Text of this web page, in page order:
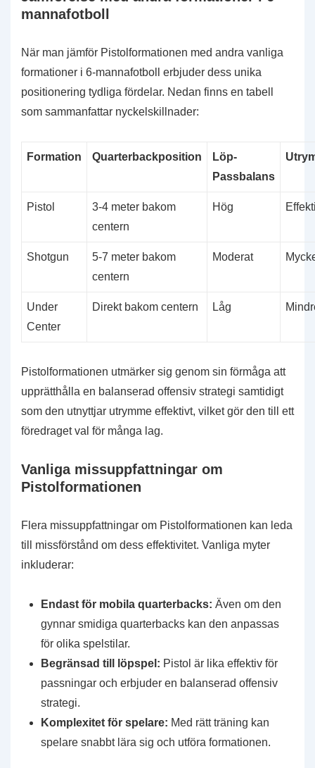
mannafotboll
När man jämför Pistolformationen med andra vanliga
formationer i 6-mannafotboll erbjuder dess unika
positionering tydliga fördelar. Nedan finns en tabell
som sammanfattar nyckelskillnader:
Formation Quarterbackposition
Löp-
Passbalans
Pistol
3-4 meter bakom
centern
Hög
Shotgun
5-7 meter bakom
centern
Moderat
Under
Center
Direkt bakom centern Låg
Pistolformationen utmärker sig genom sin förmåga att
upprätthålla en balanserad offensiv strategi samtidigt
som den utnyttjar utrymme effektivt, vilket gör den till ett
föredraget val för många lag.
Vanliga missuppfattningar om
Pistolformationen
Flera missuppfattningar om Pistolformationen kan leda
till missförstånd om dess effektivitet. Vanliga myter
inkluderar:
Endast för mobila quarterbacks: Även om den
gynnar smidiga quarterbacks kan den anpassas
för olika spelstilar.
Begränsad till löpspel: Pistol är lika effektiv för
passningar och erbjuder en balanserad offensiv
strategi.
Komplexitet för spelare: Med rätt träning kan
spelare snabbt lära sig och utföra formationen.